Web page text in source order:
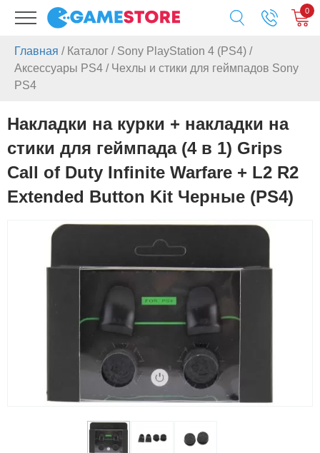
0
Главная / Каталог / Sony PlayStation 4 (PS4) /
Аксессуары PS4 / Чехлы и стики для геймпадов Sony
PS4
Накладки на курки + накладки на
стики для геймпада (4 в 1) Grips
Call of Duty Infinite Warfare + L2 R2
Extended Button Kit Черные (PS4)